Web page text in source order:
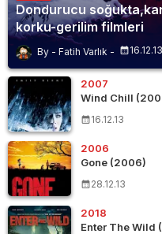
Dondurucu
korku-gerilim filmleri
Fatih Varlık 16.12.13
2007
Wind Chill
16.12.13
2006
Gone (2006)
28.12.13
2018
Enter The Wild